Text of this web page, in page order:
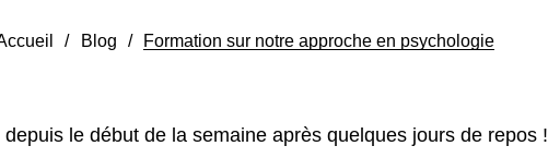
/ Blog / Formation sur notre approche en psychologie
depuis le début de la semaine après quelques jours de repos !